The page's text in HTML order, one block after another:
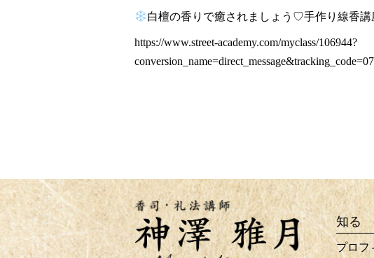
白檀の香りで癒されましょう♡手作り線香講
https://www.street-academy.com/myclass/106944?
知る
プロフ